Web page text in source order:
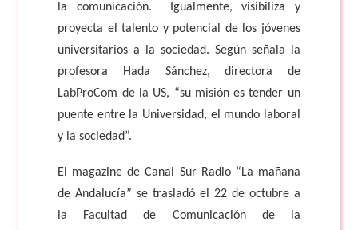
la comunicación.
Igualmente, visibiliza y
proyecta el talento y potencial de los jóvenes
universitarios a la sociedad. Según señala la
profesora Hada Sánchez, directora de
LabProCom de la US, “su misión es tender un
puente entre la Universidad, el mundo laboral
y la sociedad”.
El magazine de Canal Sur Radio “La mañana
de Andalucía” se trasladó el 22 de octubre a
la Facultad de Comunicación de la